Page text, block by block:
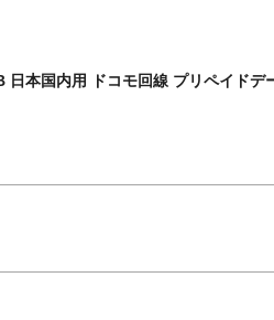
本国内用 ドコモ回線 プリペイドデ